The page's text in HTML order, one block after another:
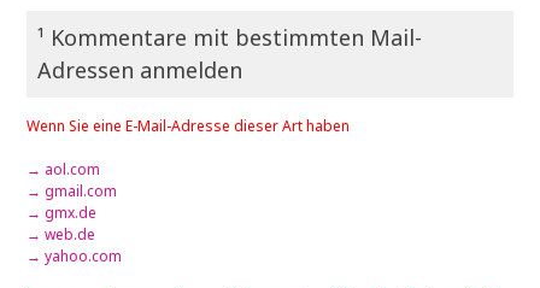
¹ Kommentare mit bestimmten Mail-
Adressen anmelden
Wenn Sie eine E-Mail-Adresse dieser Art haben
→ aol.com
→ gmail.com
→ gmx.de
→ web.de
→ yahoo.com